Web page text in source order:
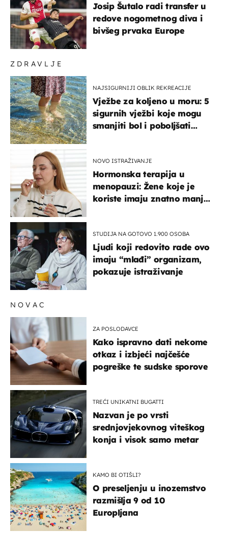
ZDRAVLJE
NAJSIGURNIJI OBLIK REKREACIJE
Vježbe za koljeno u moru: 5
sigurnih vježbi koje mogu
smanjiti bol i poboljšati
NOVO ISTRAŽIVANJE
Hormonska terapija u
menopauzi: Žene koje je
koriste imaju znatno manji
STUDIJA NA GOTOVO 1.900 OSOBA
Ljudi koji redovito rade ovo
imaju “mlađi” organizam,
pokazuje istraživanje
Josip Šutalo radi transfer u
redove nogometnog diva i
bivšeg prvaka Europe
NOVAC
ZA POSLODAVCE
Kako ispravno dati nekome
otkaz i izbjeći najčešće
pogreške te sudske sporove
TREĆI UNIKATNI BUGATTI
Nazvan je po vrsti
srednjovjekovnog viteškog
konja i visok samo metar
KAMO BI OTIŠLI?
O preseljenju u inozemstvo
razmišlja 9 od 10
Europljana